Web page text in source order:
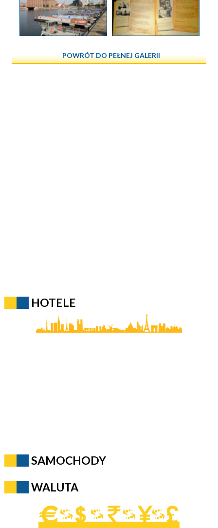
POWRÓT DO PEŁNEJ GALERII
HOTELE
SAMOCHODY
WALUTA